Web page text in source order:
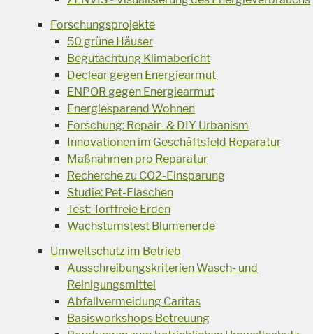
Forschungsprojekte
50 grüne Häuser
Begutachtung Klimabericht
Declear gegen Energiearmut
ENPOR gegen Energiearmut
Energiesparend Wohnen
Forschung: Repair- & DIY Urbanism
Innovationen im Geschäftsfeld Reparatur
Maßnahmen pro Reparatur
Recherche zu CO2-Einsparung
Studie: Pet-Flaschen
Test: Torffreie Erden
Wachstumstest Blumenerde
Umweltschutz im Betrieb
Ausschreibungskriterien Wasch- und
Reinigungsmittel
Abfallvermeidung Caritas
Basisworkshops Betreuung